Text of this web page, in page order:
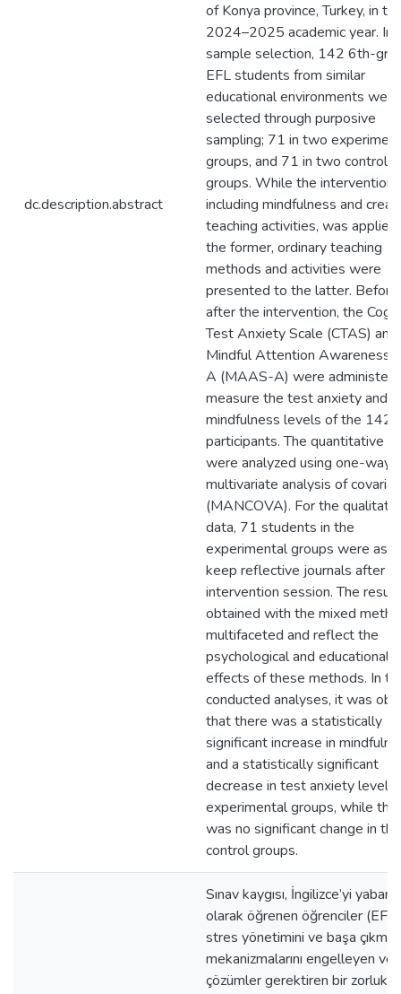
dc.description.abstract
of Konya province, Turkey, in
2024–2025 academic year. In
sample selection, 142 6th-
EFL students from similar
educational environments were
selected through purposive
sampling; 71 in two
groups, and 71 in two control
groups. While the intervention,
including mindfulness and
teaching activities, was
the former, ordinary teaching
methods and activities were
presented to the latter. Before
after the intervention, the
Test Anxiety Scale (CTAS)
Mindful Attention Awareness
A (MAAS-A) were
measure the test anxiety and
mindfulness levels of the 142
participants. The quantitative
were analyzed using one-way
multivariate analysis of
(MANCOVA). For the
data, 71 students in the
experimental groups were
keep reflective journals after
intervention session. The
obtained with the mixed
multifaceted and reflect the
psychological and educational
effects of these methods. In
conducted analyses, it was
that there was a statistically
significant increase in
and a statistically significant
decrease in test anxiety levels
experimental groups, while
was no significant change in the
control groups.
Sınav kaygısı, İngilizce’yi
olarak öğrenen öğrenciler
stres yönetimini ve başa çıkma
mekanizmalarını engelleyen ve
çözümler gerektiren bir